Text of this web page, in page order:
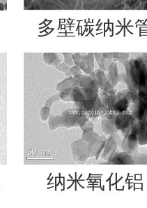
多壁碳纳米
纳米氧化铝